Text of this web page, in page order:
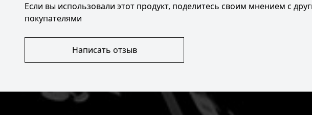
Если вы использовали этот продукт, поделитесь своим мнением с
покупателями
Написать отзыв